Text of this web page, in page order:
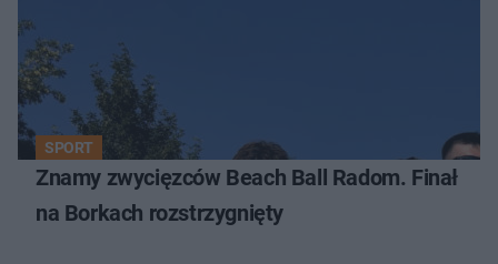
SPORT
Znamy zwycięzców Beach Ball Radom. Finał
na Borkach rozstrzygnięty